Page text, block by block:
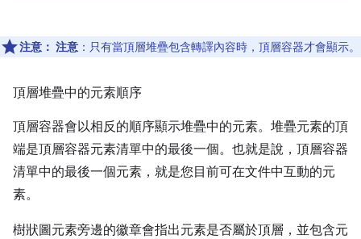
注意： 注意 ：只有當頂層堆疊包含轉譯內容時，頂層容器才會顯示。
頂層堆疊中的元素順序
頂層容器會以相反的順序顯示堆疊中的元素。堆疊元素的頂
端是頂層容器元素清單中的最後一個。也就是說，頂層容器
清單中的最後一個元素，就是您目前可在文件中互動的元
素。
樹狀圖元素旁邊的徽章會指出元素是否屬於頂層，並包含元